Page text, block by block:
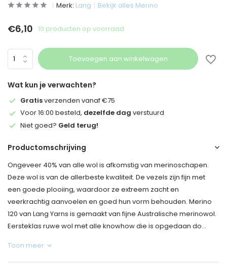
Merk: Lang Bekijk alles Merino
€6,10 10 producten op voorraad
Toevoegen aan winkelwagen
Wat kun je verwachten?
Gratisverzenden vanaf €75
Voor 16:00 besteld, dezelfde dag verstuurd
Niet goed? Geld terug!
Productomschrijving
Ongeveer 40% van alle wol is afkomstig van merinoschapen.
Deze wol is van de allerbeste kwaliteit. De vezels zijn fijn met
een goede plooiing, waardoor ze extreem zacht en
veerkrachtig aanvoelen en goed hun vorm behouden. Merino
120 van Lang Yarns is gemaakt van fijne Australische merinowol.
Eersteklas ruwe wol met alle knowhow die is opgedaan do...
Toon meer